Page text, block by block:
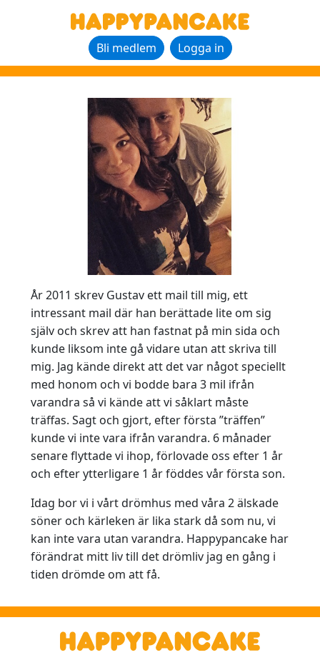
Bli medlem Logga in
År 2011 skrev Gustav ett mail till mig, ett
intressant mail där han berättade lite om sig
själv och skrev att han fastnat på min sida och
kunde liksom inte gå vidare utan att skriva till
mig. Jag kände direkt att det var något speciellt
med honom och vi bodde bara 3 mil ifrån
varandra så vi kände att vi såklart måste
träffas. Sagt och gjort, efter första ”träffen”
kunde vi inte vara ifrån varandra. 6 månader
senare flyttade vi ihop, förlovade oss efter 1 år
och efter ytterligare 1 år föddes vår första son.
Idag bor vi i vårt drömhus med våra 2 älskade
söner och kärleken är lika stark då som nu, vi
kan inte vara utan varandra. Happypancake har
förändrat mitt liv till det drömliv jag en gång i
tiden drömde om att få.